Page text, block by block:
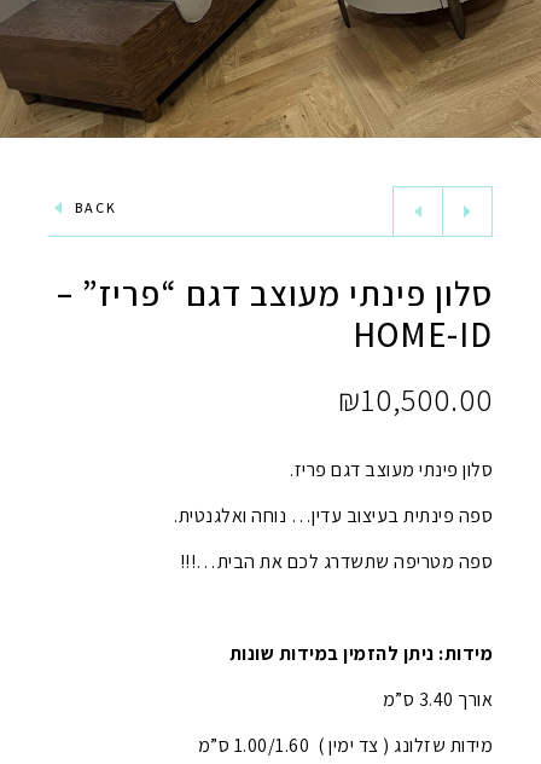
BACK
סלון פינתי מעוצב דגם “פריז” –
HOME-ID
₪10,500.00
סלון פינתי מעוצב דגם פריז.
ספה פינתית בעיצוב עדין… נוחה ואלגנטית.
ספה מטריפה שתשדרג לכם את הבית…!!!
מידות: ניתן להזמין במידות שונות
אורך 3.40 ס”מ
מידות שזלונג ( צד ימין ) 1.00/1.60 ס”מ